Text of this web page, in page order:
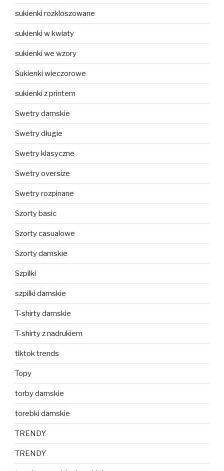
sukienki rozkloszowane
sukienki w kwiaty
sukienki we wzory
Sukienki wieczorowe
sukienki z printem
Swetry damskie
Swetry długie
Swetry klasyczne
Swetry oversize
Swetry rozpinane
Szorty basic
Szorty casualowe
Szorty damskie
Szpilki
szpilki damskie
T-shirty damskie
T-shirty z nadrukiem
tiktok trends
Topy
torby damskie
torebki damskie
TRENDY
TRENDY